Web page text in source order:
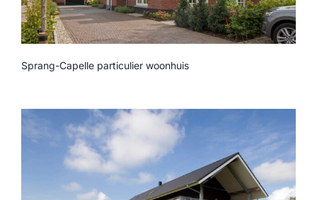
Sprang-Capelle particulier woonhuis